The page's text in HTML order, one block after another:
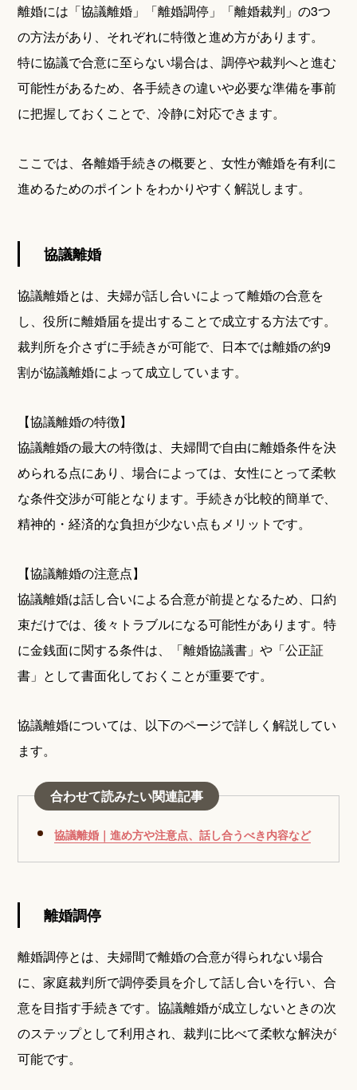
離婚には「協議離婚」「離婚調停」「離婚裁判」の3つ
の方法があり、それぞれに特徴と進め方があります。
特に協議で合意に至らない場合は、調停や裁判へと進む
可能性があるため、各手続きの違いや必要な準備を事前
に把握しておくことで、冷静に対応できます。
ここでは、各離婚手続きの概要と、女性が離婚を有利に
進めるためのポイントをわかりやすく解説します。
協議離婚
協議離婚とは、夫婦が話し合いによって離婚の合意を
し、役所に離婚届を提出することで成立する方法です。
裁判所を介さずに手続きが可能で、日本では離婚の約9
割が協議離婚によって成立しています。
【協議離婚の特徴】
協議離婚の最大の特徴は、夫婦間で自由に離婚条件を決
められる点にあり、場合によっては、女性にとって柔軟
な条件交渉が可能となります。手続きが比較的簡単で、
精神的・経済的な負担が少ない点もメリットです。
【協議離婚の注意点】
協議離婚は話し合いによる合意が前提となるため、口約
束だけでは、後々トラブルになる可能性があります。特
に金銭面に関する条件は、「離婚協議書」や「公正証
書」として書面化しておくことが重要です。
協議離婚については、以下のページで詳しく解説してい
ます。
合わせて読みたい関連記事
協議離婚｜進め方や注意点、話し合うべき内容など
離婚調停
離婚調停とは、夫婦間で離婚の合意が得られない場合
に、家庭裁判所で調停委員を介して話し合いを行い、合
意を目指す手続きです。協議離婚が成立しないときの次
のステップとして利用され、裁判に比べて柔軟な解決が
可能です。